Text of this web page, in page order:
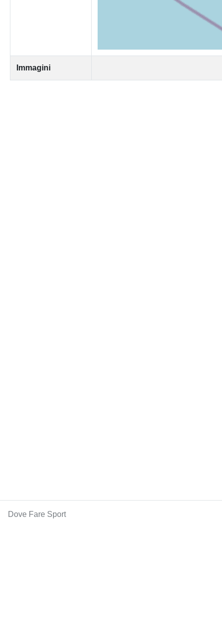
Immagini
Dove Fare Sport